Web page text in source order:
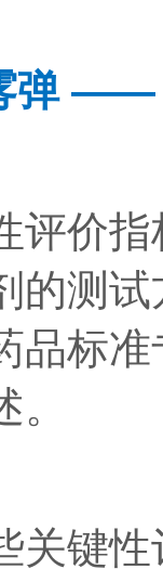
弹 ——
评价
的测
品标
关键